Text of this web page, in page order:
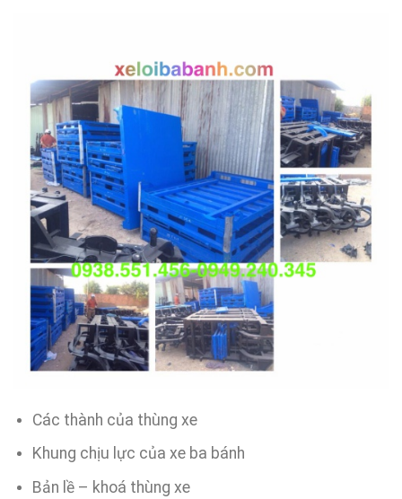
Các thành của thùng xe
Khung chịu lực của xe ba bánh
Bản lề – khoá thùng xe